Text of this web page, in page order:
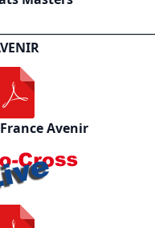
Avenir